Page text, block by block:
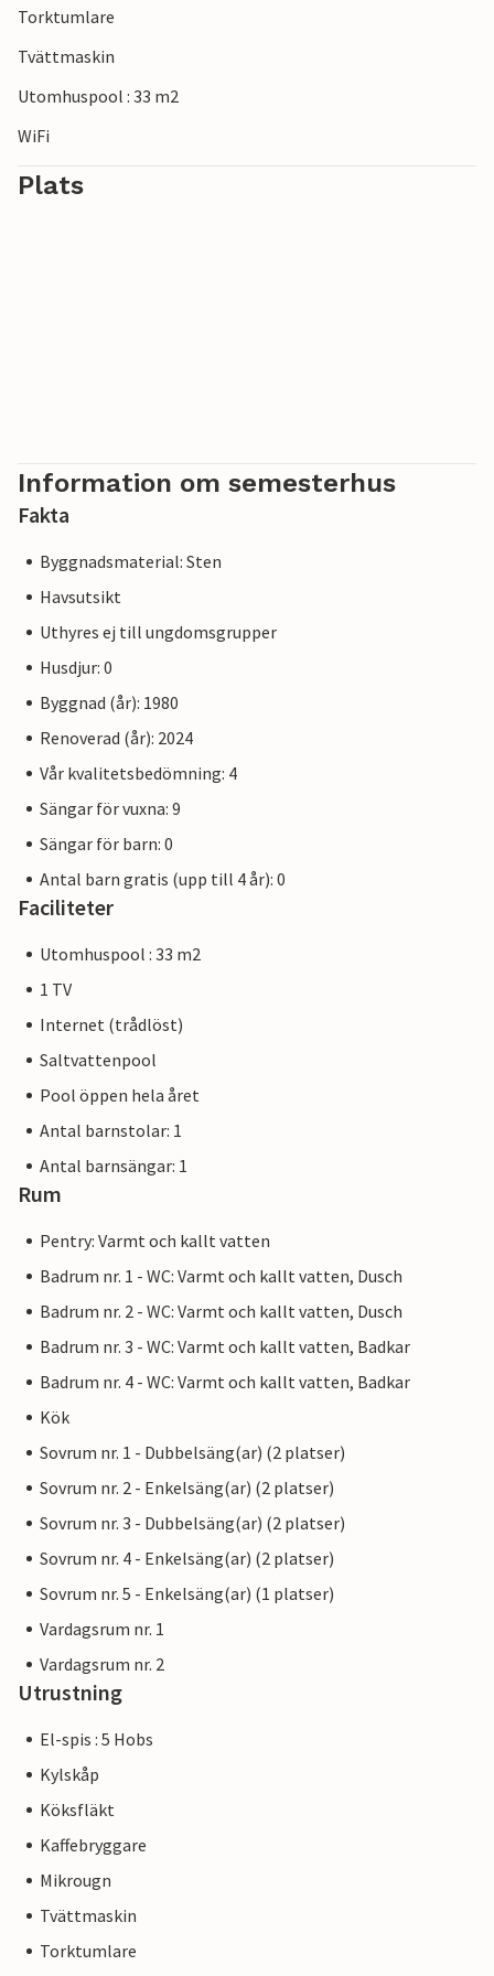
Grupper (utom familjer och par över 30 år) på begäran och
mot särskild deposition.
Torktumlare
Tvättmaskin
Utomhuspool : 33 m2
WiFi
Plats
Information om semesterhus
Fakta
Byggnadsmaterial: Sten
Havsutsikt
Uthyres ej till ungdomsgrupper
Husdjur: 0
Byggnad (år): 1980
Renoverad (år): 2024
Vår kvalitetsbedömning: 4
Sängar för vuxna: 9
Sängar för barn: 0
Antal barn gratis (upp till 4 år): 0
Faciliteter
Utomhuspool : 33 m2
1 TV
Internet (trådlöst)
Saltvattenpool
Pool öppen hela året
Antal barnstolar: 1
Antal barnsängar: 1
Rum
Pentry: Varmt och kallt vatten
Badrum nr. 1 - WC: Varmt och kallt vatten, Dusch
Badrum nr. 2 - WC: Varmt och kallt vatten, Dusch
Badrum nr. 3 - WC: Varmt och kallt vatten, Badkar
Badrum nr. 4 - WC: Varmt och kallt vatten, Badkar
Kök
Sovrum nr. 1 - Dubbelsäng(ar) (2 platser)
Sovrum nr. 2 - Enkelsäng(ar) (2 platser)
Sovrum nr. 3 - Dubbelsäng(ar) (2 platser)
Sovrum nr. 4 - Enkelsäng(ar) (2 platser)
Sovrum nr. 5 - Enkelsäng(ar) (1 platser)
Vardagsrum nr. 1
Vardagsrum nr. 2
Utrustning
El-spis : 5 Hobs
Kylskåp
Köksfläkt
Kaffebryggare
Mikrougn
Tvättmaskin
Torktumlare